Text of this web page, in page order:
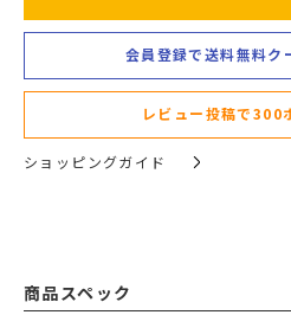
会員登録で送料無料ク
レビュー投稿で300
ショッピングガイド
商品スペック